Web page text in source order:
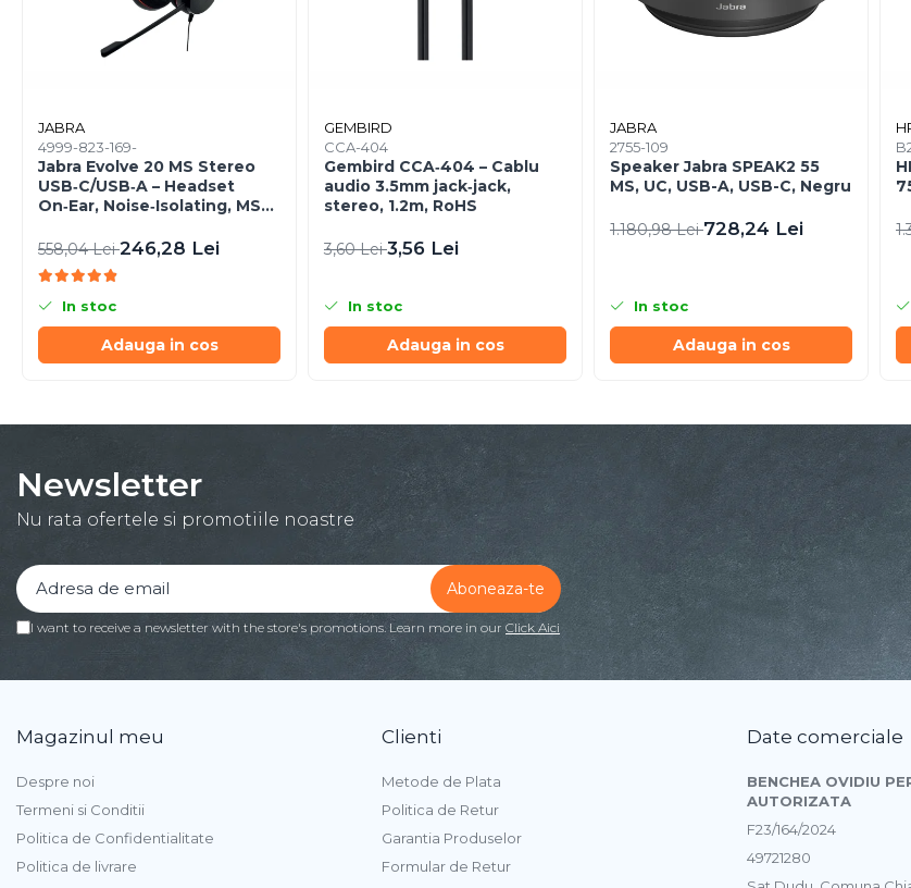
Microfoane & Reportofoane
Display & signage
Signage
Proiectoare
Proiectoare Business
Proiectoare Consumer
Componente
Plăci de baza
Plăci de Bază Amd
Plăci de Bază Intel
Plăci video
Procesoare
Stocare
HDD Externe
SSD Externe
SSD Interne
Memorii
Stick-uri USB
Surse de alimentare
Surse de Alimentare PC
Ventilatoare & Sisteme de
Răcire
JABRA
4999-823-169-
Jabra Evolve 20 MS Stereo
USB‑C/USB‑A – Headset
On‑Ear, Noise‑Isolating, MS
558,04 Lei246,28 Lei
In stoc
Adauga in cos
GEMBIRD
CCA-404
Gembird CCA‑404 – Cablu
audio 3.5mm jack‑jack,
stereo, 1.2m, RoHS
3,60 Lei3,56 Lei
In stoc
Adauga in cos
JABRA
2755-109
Speaker Jabra SPEAK2 55
MS, UC, USB-A, USB-C, Negru
1.180,98 Lei728,24 Lei
In stoc
Adauga in cos
Newsletter
Nu rata ofertele si promotiile noastre
I want to receive a newsletter with the store's promotions. Learn more in our Click Aici
Magazinul meu
Despre noi
Termeni si Conditii
Politica de Confidentialitate
Politica de livrare
Clienti
Metode de Plata
Politica de Retur
Garantia Produselor
Formular de Retur
Date comerciale
BENCHEA OVIDIU
AUTORIZATA
F23/164/2024
49721280